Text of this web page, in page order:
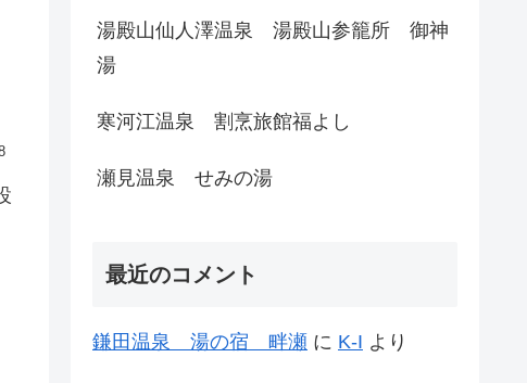
湯殿山仙人澤温泉 湯殿山参籠所 御神
湯
寒河江温泉 割烹旅館福よし
瀬見温泉 せみの湯
最近のコメント
鎌田温泉 湯の宿 畔瀬 に K-I より